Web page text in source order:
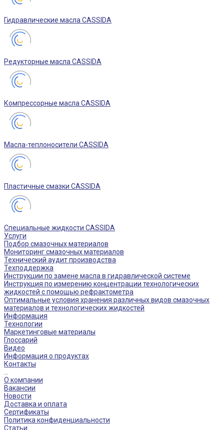
Гидравлические масла CASSIDA
Редукторные масла CASSIDA
Компрессорные масла CASSIDA
Масла-теплоносители CASSIDA
Пластичные смазки CASSIDA
Специальные жидкости CASSIDA
Услуги
Подбор смазочных материалов
Мониторинг смазочных материалов
Технический аудит производства
Техподдержка
Инструкции по замене масла в гидравлической системе
Инструкция по измерению концентрации технологических
жидкостей с помощью рефрактометра
Оптимальные условия хранения различных видов смазочных
материалов и технологических жидкостей
Информация
Технологии
Маркетинговые материалы
Глоссарий
Видео
Информация о продуктах
Контакты
О компании
Вакансии
Новости
Доставка и оплата
Сертификаты
Политика конфиденциальности
Статьи